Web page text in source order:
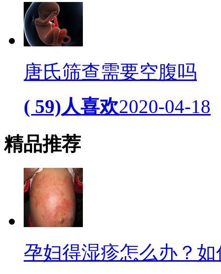
唐氏筛查需要空腹吗
( 59)人喜欢2020-04-18
精品推荐
孕妇得湿疹怎么办？